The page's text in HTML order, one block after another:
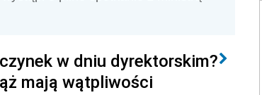
w dniu dyrektorskim?
mają wątpliwości